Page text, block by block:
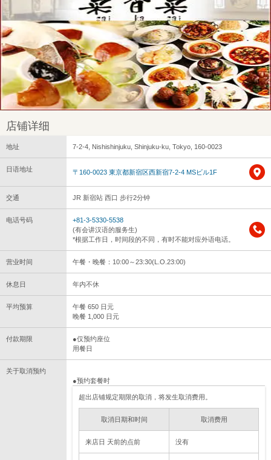
店铺详细
地址 7-2-4, Nishishinjuku, Shinjuku-ku, Tokyo, 160-0023
日语地址 〒160-0023 東京都新宿区西新宿7-2-4 MSビル1F
交通 JR 新宿站 西口 步行2分钟
电话号码
+81-3-5330-5538
(有会讲汉语的服务生)
*根据工作日，时间段的不同，有时不能对应外语电话。
营业时间 午餐・晚餐：10:00～23:30(L.O.23:00)
休息日 年内不休
平均预算
午餐 650 日元
晚餐 1,000 日元
付款期限
●仅预约座位
用餐日
关于取消预约
●预约套餐时
超出店铺规定期限的取消，将发生取消费用。
取消日期和时间 取消费用
来店日 天前的点前 没有